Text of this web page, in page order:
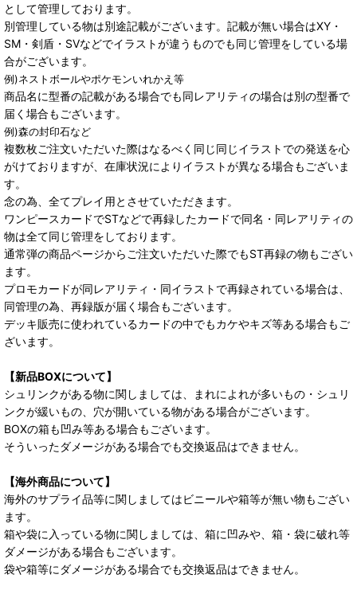
として管理しております。
別管理している物は別途記載がございます。記載が無い場合はXY・
SM・剣盾・SVなどでイラストが違うものでも同じ管理をしている場
合がございます。
例)ネストボールやポケモンいれかえ等
商品名に型番の記載がある場合でも同レアリティの場合は別の型番で
届く場合もございます。
例)森の封印石など
複数枚ご注文いただいた際はなるべく同じ同じイラストでの発送を心
がけておりますが、在庫状況によりイラストが異なる場合もございま
す。
念の為、全てプレイ用とさせていただきます。
ワンピースカードでSTなどで再録したカードで同名・同レアリティの
物は全て同じ管理をしております。
通常弾の商品ページからご注文いただいた際でもST再録の物もござい
ます。
プロモカードが同レアリティ・同イラストで再録されている場合は、
同管理の為、再録版が届く場合もございます。
デッキ販売に使われているカードの中でもカケやキズ等ある場合もご
ざいます。
【新品BOXについて】
シュリンクがある物に関しましては、まれによれが多いもの・シュリ
ンクが緩いもの、穴が開いている物がある場合がございます。
BOXの箱も凹み等ある場合もございます。
そういったダメージがある場合でも交換返品はできません。
【海外商品について】
海外のサプライ品等に関しましてはビニールや箱等が無い物もござい
ます。
箱や袋に入っている物に関しましては、箱に凹みや、箱・袋に破れ等
ダメージがある場合もございます。
袋や箱等にダメージがある場合でも交換返品はできません。